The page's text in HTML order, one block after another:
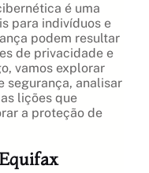
é uma
para indivíduos e
podem resultar
de privacidade e
vamos explorar
segurança, analisar
lições que
a proteção de